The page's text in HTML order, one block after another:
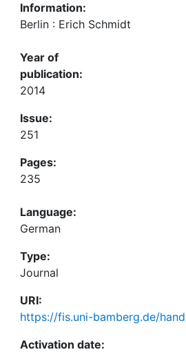
Information:
Berlin : Erich Schmidt
Year of
publication:
2014
Issue:
251
Pages:
235
Language:
German
Type:
Journal
URI:
https://fis.uni-bamberg.de/
Activation date: